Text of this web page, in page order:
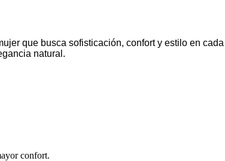
que busca sofisticación, confort y estilo en
natural.
confort.